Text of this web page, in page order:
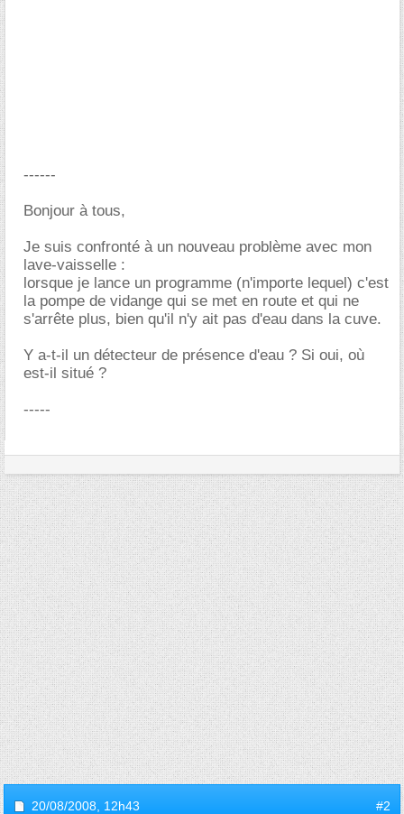
------
Bonjour à tous,
Je suis confronté à un nouveau problème avec mon
lave-vaisselle :
lorsque je lance un programme (n'importe lequel) c'est
la pompe de vidange qui se met en route et qui ne
s'arrête plus, bien qu'il n'y ait pas d'eau dans la cuve.
Y a-t-il un détecteur de présence d'eau ? Si oui, où
est-il situé ?
-----
20/08/2008, 12h43 #2